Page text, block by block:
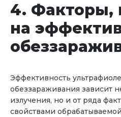
4.
на
Эффективность
обеззараживания зависит
излучения, но и от ряда
свойствами